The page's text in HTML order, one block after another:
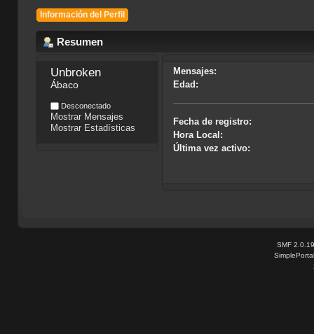
Información del Perfil
Resumen
Unbroken
Ábaco
Desconectado
Mostrar Mensajes
Mostrar Estadísticas
Mensajes:
Edad:
Fecha de registro:
Hora Local:
Última vez activo:
SMF 2.0.19